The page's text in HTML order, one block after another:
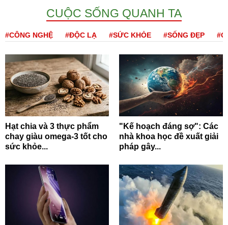
CUỘC SỐNG QUANH TA
#CÔNG NGHỆ #ĐỘC LẠ #SỨC KHỎE #SỐNG ĐẸP
Hạt chia và 3 thực phẩm
chay giàu omega-3 tốt cho
sức khỏe...
"Kế hoạch đáng sợ": Các
nhà khoa học đề xuất giải
pháp gây...